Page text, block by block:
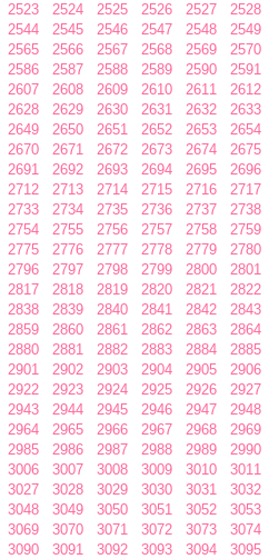
2523 2524 2525 2526 2527 2528
2544 2545 2546 2547 2548 2549
2565 2566 2567 2568 2569 2570
2586 2587 2588 2589 2590 2591
2607 2608 2609 2610 2611 2612
2628 2629 2630 2631 2632 2633
2649 2650 2651 2652 2653 2654
2670 2671 2672 2673 2674 2675
2691 2692 2693 2694 2695 2696
2712 2713 2714 2715 2716 2717
2733 2734 2735 2736 2737 2738
2754 2755 2756 2757 2758 2759
2775 2776 2777 2778 2779 2780
2796 2797 2798 2799 2800 2801
2817 2818 2819 2820 2821 2822
2838 2839 2840 2841 2842 2843
2859 2860 2861 2862 2863 2864
2880 2881 2882 2883 2884 2885
2901 2902 2903 2904 2905 2906
2922 2923 2924 2925 2926 2927
2943 2944 2945 2946 2947 2948
2964 2965 2966 2967 2968 2969
2985 2986 2987 2988 2989 2990
3006 3007 3008 3009 3010 3011
3027 3028 3029 3030 3031 3032
3048 3049 3050 3051 3052 3053
3069 3070 3071 3072 3073 3074
3090 3091 3092 3093 3094 3095